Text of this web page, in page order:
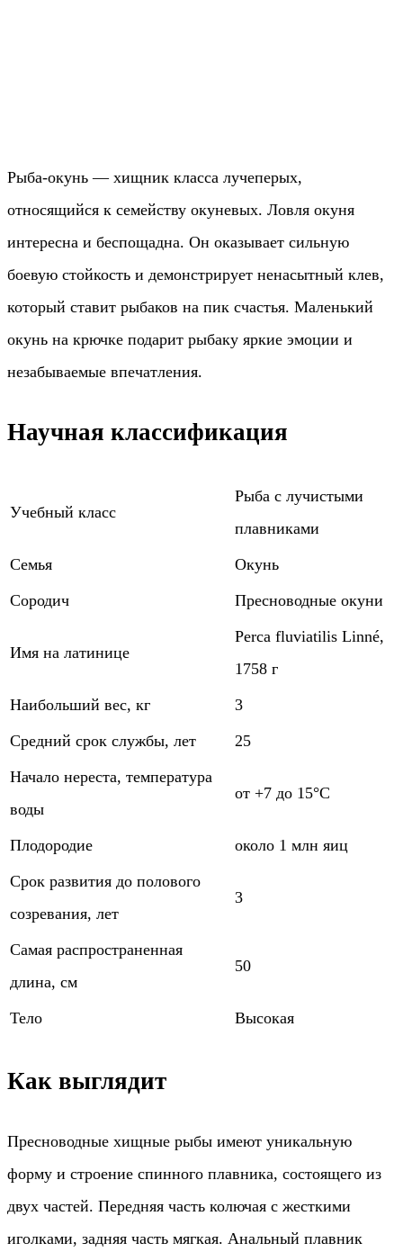
Рыба-окунь — хищник класса лучеперых,
относящийся к семейству окуневых. Ловля окуня
интересна и беспощадна. Он оказывает сильную
боевую стойкость и демонстрирует ненасытный клев,
который ставит рыбаков на пик счастья. Маленький
окунь на крючке подарит рыбаку яркие эмоции и
незабываемые впечатления.
Научная классификация
Учебный класс
Рыба с лучистыми
плавниками
Семья
Окунь
Сородич
Пресноводные окуни
Имя на латинице
Perca fluviatilis Linné,
1758 г
Наибольший вес, кг
3
Средний срок службы, лет
25
Начало нереста, температура
воды
от +7 до 15°С
Плодородие
около 1 млн яиц
Срок развития до полового
созревания, лет
3
Самая распространенная
длина, см
50
Тело Высокая
Как выглядит
Пресноводные хищные рыбы имеют уникальную
форму и строение спинного плавника, состоящего из
двух частей. Передняя часть колючая с жесткими
иголками, задняя часть мягкая. Анальный плавник